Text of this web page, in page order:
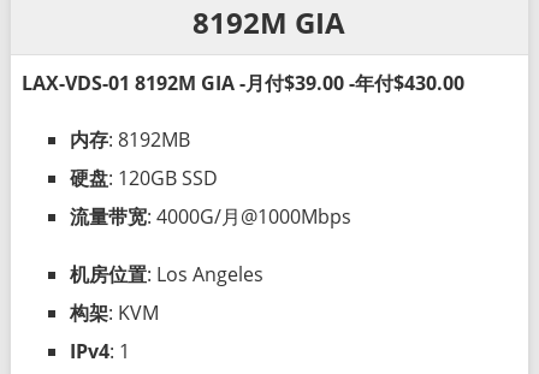
8192M GIA
LAX-VDS-01 8192M GIA -月付$39.00 -年付$430.00
内存: 8192MB
硬盘: 120GB SSD
流量带宽: 4000G/月@1000Mbps
机房位置: Los Angeles
构架: KVM
IPv4: 1